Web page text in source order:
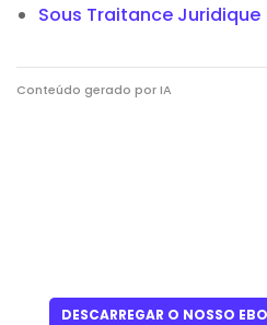
Sous Traitance Juridique
Conteúdo gerado por IA
DESCARREGAR O NOSSO